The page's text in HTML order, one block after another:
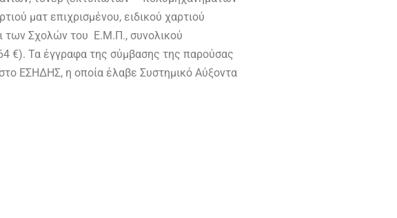
ματ επιχρισμένου, ειδικού χαρτιού
των Σχολών του Ε.Μ.Π., συνολικού
€). Τα έγγραφα της σύμβασης της παρούσας
ΕΣΗΔΗΣ, η οποία έλαβε Συστημικό Αύξοντα